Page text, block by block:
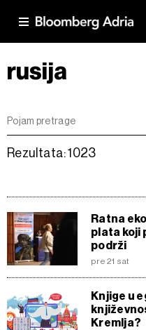
rusija
Rezultata: 1023
Ratna
plata koji
podrži
pre 21 sat
Knjige u
Kremlja?